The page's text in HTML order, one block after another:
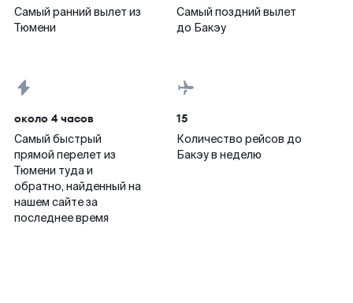
Самый ранний вылет из
Тюмени
Самый поздний вылет
до Бакэу
около 4 часов
Самый быстрый
прямой перелет из
Тюмени туда и
обратно, найденный на
нашем сайте за
последнее время
15
Количество рейсов до
Бакэу в неделю